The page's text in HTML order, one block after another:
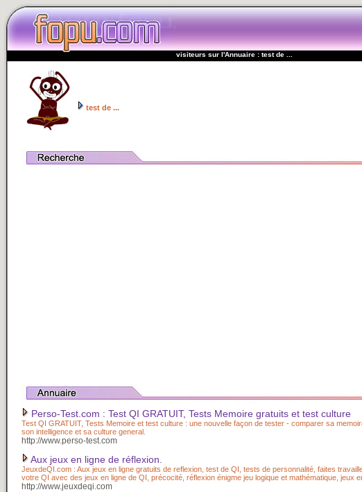
visiteurs sur l'Annuaire : test de ...
test de ...
Perso-Test.com : Test QI GRATUIT, Tests Memoire gratuits et test culture
Test QI GRATUIT, Tests Memoire et test culture : une nouvelle façon de tester - comparer sa
son intelligence et sa culture general.
http://www.perso-test.com
Aux jeux en ligne de réflexion.
JeuxdeQI.com : Aux jeux en ligne gratuits de reflexion, test de QI, tests de personnalité, faites
votre QI avec des jeux en ligne de QI, précocité, réflexion énigme jeu logique et mathématique, jeux
http://www.jeuxdeqi.com